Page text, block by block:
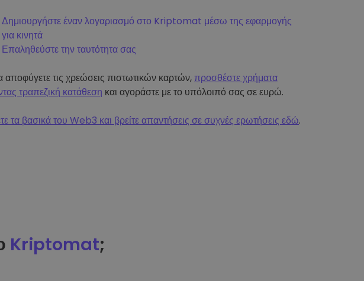
Δημιουργήστε έναν λογαριασμό στο Kriptomat μέσω της εφαρμογής
για κινητά
Επαληθεύστε την ταυτότητα σας
αποφύγετε τις χρεώσεις πιστωτικών καρτών,προσθέστε χρήματα
τραπεζική κατάθεση και αγοράστε με το υπόλοιπό σας σε ευρώ.
τα βασικά του Web3 και βρείτε απαντήσεις σε συχνές ερωτήσεις εδώ.
Kriptomat;